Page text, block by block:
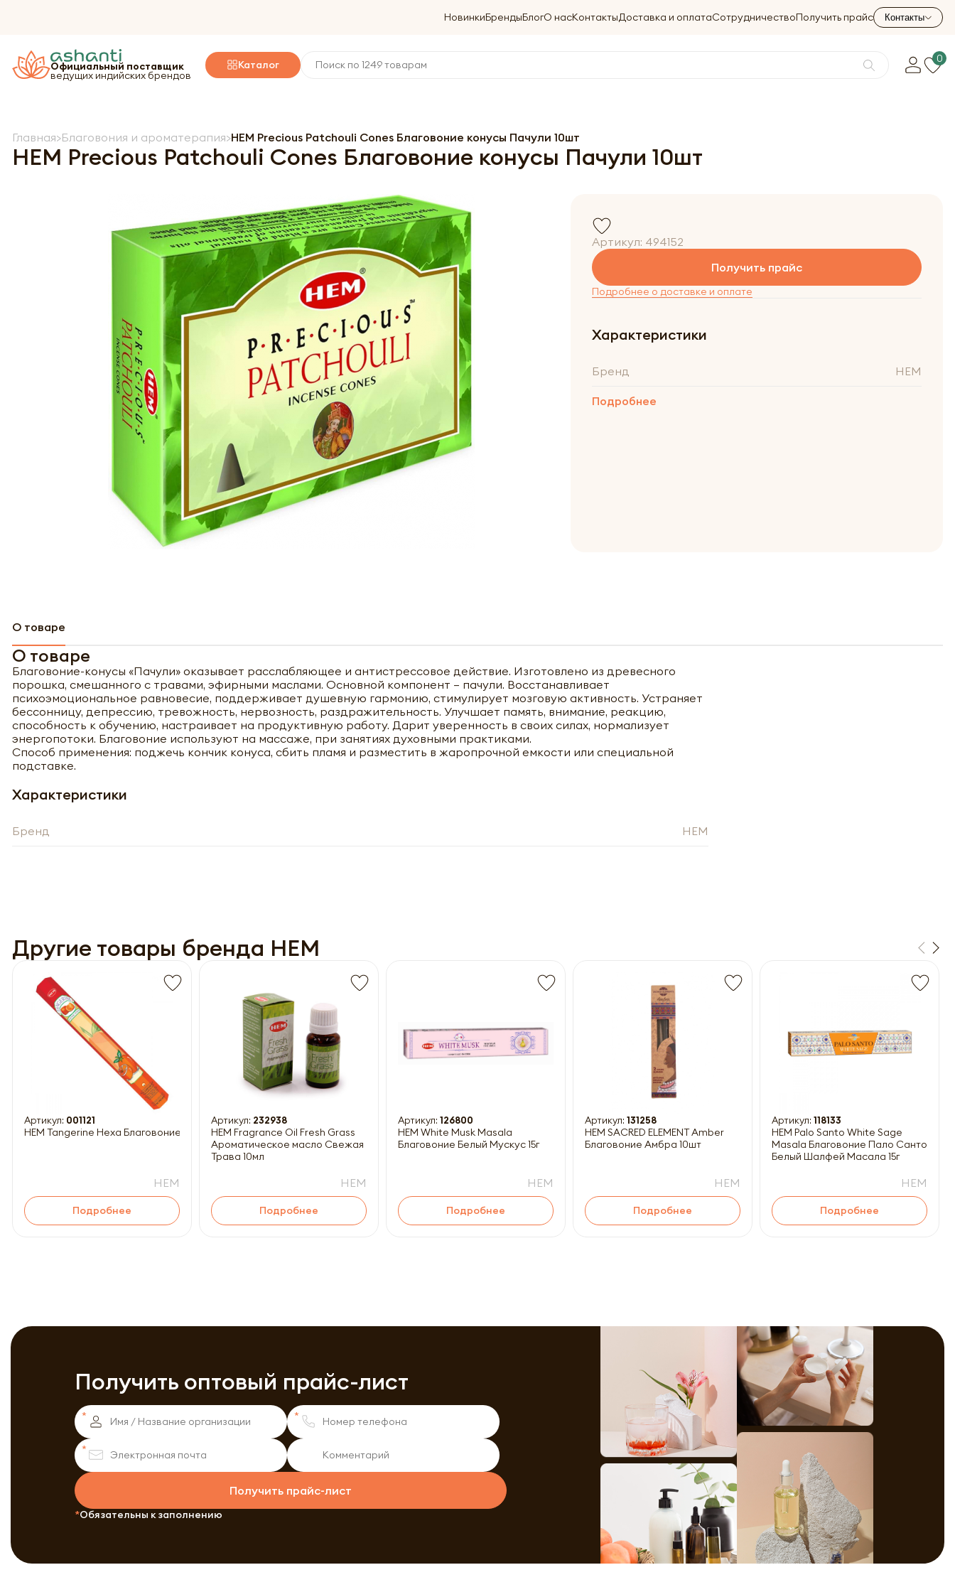
НовинкиБрендыБлогО насКонтактыДоставка и оплатаСотрудничествоПолучить прайс Контакты
Официальный поставщик
ведущих индийских брендов
Каталог 0
Главная Благовония и ароматерапия HEM Precious Patchouli Cones Благовоние конусы Пачули 10шт
HEM Precious Patchouli Cones Благовоние конусы Пачули 10шт
Артикул: 494152
Получить прайс
Подробнее о доставке и оплате
Характеристики
Бренд HEM
Подробнее
О товаре
О товаре
Благовоние-конусы «Пачули» оказывает расслабляющее и антистрессовое действие. Изготовлено из древесного
порошка, смешанного с травами, эфирными маслами. Основной компонент – пачули. Восстанавливает
психоэмоциональное равновесие, поддерживает душевную гармонию, стимулирует мозговую активность. Устраняет
бессонницу, депрессию, тревожность, нервозность, раздражительность. Улучшает память, внимание, реакцию,
способность к обучению, настраивает на продуктивную работу. Дарит уверенность в своих силах, нормализует
энергопотоки. Благовоние используют на массаже, при занятиях духовными практиками.
Способ применения: поджечь кончик конуса, сбить пламя и разместить в жаропрочной емкости или специальной
подставке.
Характеристики
Бренд HEM
Другие товары бренда HEM
Артикул: 001121
HEM Tangerine Hexa Благовоние Мандарин 20шт
HEM
Подробнее
Артикул: 232938
HEM Fragrance Oil Fresh Grass
Ароматическое масло Свежая
Трава 10мл
HEM
Подробнее
Артикул: 126800
HEM White Musk Masala
Благовоние Белый Мускус 15г
HEM
Подробнее
Артикул: 131258
HEM SACRED ELEMENT Amber
Благовоние Амбра 10шт
HEM
Подробнее
Артикул: 118133
HEM Palo Santo White Sage
Masala Благовоние Пало Санто-
Белый Шалфей Масала 15г
HEM
Подробнее
Получить оптовый прайс-лист
Получить прайс-лист
Обязательны к заполнению
Получить прайс-лист
Обязательны к заполнению